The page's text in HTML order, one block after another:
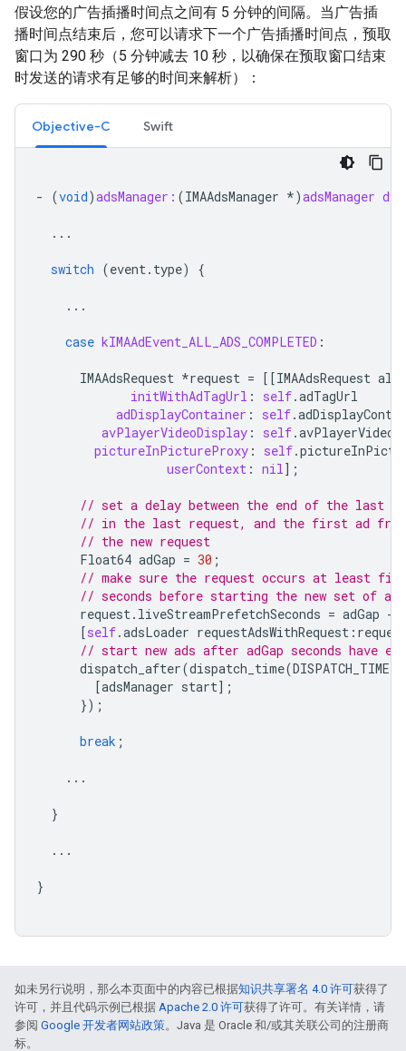
假设您的广告插播时间点之间有 5 分钟的间隔。当广告插
播时间点结束后，您可以请求下一个广告插播时间点，预取
窗口为 290 秒（5 分钟减去 10 秒，以确保在预取窗口结束
时发送的请求有足够的时间来解析）：
Objective-C Swift
- (void)adsManager: (IMAAdsManager *)adsManager
...
switch (event. type) {
...
case kIMAAdEvent_ALL_ADS_COMPLETED :
IMAAdsRequest *request = [[IMAAdsRequest
initWithAdTagUrl : self.adTagUrl
adDisplayContainer : self.
avPlayerVideoDisplay : self.
pictureInPictureProxy : self.
userContext : nil];
// set a delay between the end of the last ad
// in the last request, and the first ad from
// the new request
Float64 adGap = 30 ;
// make sure the request occurs at least five
// seconds before starting the new set of ads
request. liveStreamPrefetchSeconds = adGap -
[self.adsLoader requestAdsWithRequest :
// start new ads after adGap seconds have
dispatch_after(dispatch_time(
[adsManager start];
});
break ;
...
}
...
}
如未另行说明，那么本页面中的内容已根据知识共享署名 4.0 许可获得了
许可，并且代码示例已根据 Apache 2.0 许可获得了许可。有关详情，请
参阅 Google 开发者网站政策。Java 是 Oracle 和/或其关联公司的注册商
标。